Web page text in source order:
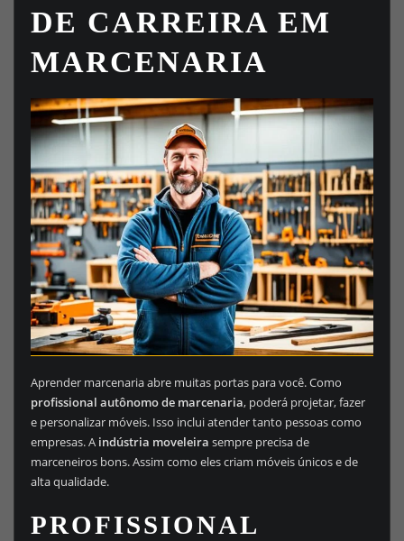
DE CARREIRA EM
MARCENARIA
Aprender marcenaria abre muitas portas para você. Como
profissional autônomo de marcenaria, poderá projetar, fazer
e personalizar móveis. Isso inclui atender tanto pessoas como
empresas. A indústria moveleira sempre precisa de
marceneiros bons. Assim como eles criam móveis únicos e de
alta qualidade.
PROFISSIONAL